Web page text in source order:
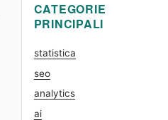
CATEGORIE
PRINCIPALI
statistica
seo
analytics
ai